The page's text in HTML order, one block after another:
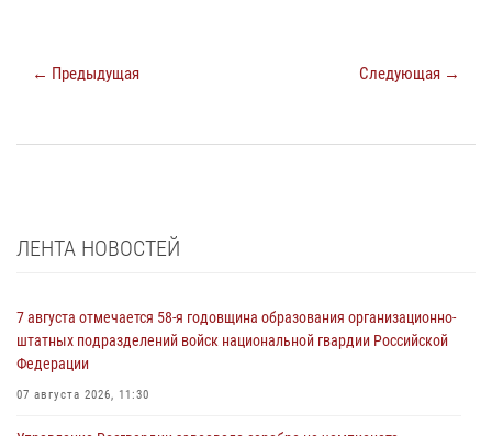
← Предыдущая Следующая →
ЛЕНТА НОВОСТЕЙ
7 августа отмечается 58-я годовщина образования организационно-
штатных подразделений войск национальной гвардии Российской
Федерации
07 августа 2026, 11:30